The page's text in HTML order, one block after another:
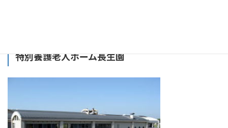
特別養護老人ホーム長生園